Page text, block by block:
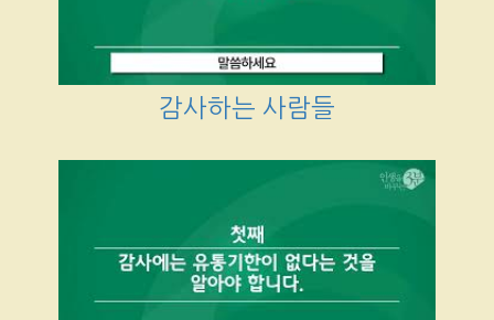
감사하는 사람들